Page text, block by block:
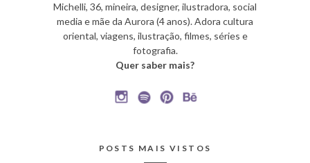
Michelli, 36, mineira, designer, ilustradora, social
media e mãe da Aurora (4 anos). Adora cultura
oriental, viagens, ilustração, filmes, séries e
fotografia.
Quer saber mais?
POSTS MAIS VISTOS